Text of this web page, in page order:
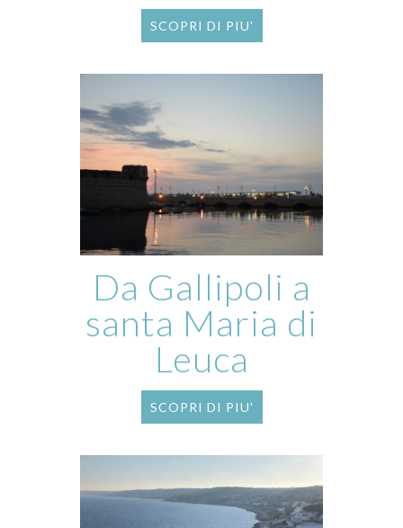
SCOPRI DI PIU'
Da Gallipoli a
santa Maria di
Leuca
SCOPRI DI PIU'